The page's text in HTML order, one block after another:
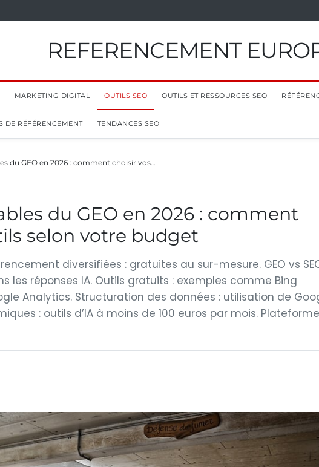
REFERENCEMENT
MARKETING DIGITAL OUTILS SEO OUTILS ET RESSOURCES SEO
DE RÉFÉRENCEMENT TENDANCES SEO
du GEO en 2026 : comment choisir vos…
du GEO en 2026 : comment
selon votre budget
diversifiées : gratuites au sur-mesure. GEO vs
les réponses IA. Outils gratuits : exemples comme Bing
Analytics. Structuration des données : utilisation de
: outils d’IA à moins de 100 euros par mois.